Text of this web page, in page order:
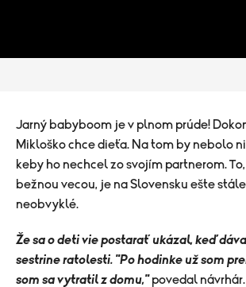
Jarný babyboom je v plnom prúde!
Mikloško chce dieťa. Na tom by nebolo
keby ho nechcel zo svojím partnerom.
bežnou vecou, je na Slovensku ešte
neobvyklé.
Že sa o deti vie postarať ukázal, keď
sestrine ratolesti. "Po hodinke už som
som sa vytratil z domu,"povedal